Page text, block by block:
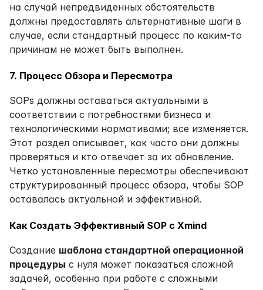
на случай непредвиденных обстоятельств
должны предоставлять альтернативные шаги в
случае, если стандартный процесс по каким-то
причинам не может быть выполнен.
7. Процесс Обзора и Пересмотра
SOPs должны оставаться актуальными в
соответствии с потребностями бизнеса и
технологическими нормативами; все изменяется.
Этот раздел описывает, как часто они должны
проверяться и кто отвечает за их обновление.
Четко установленные пересмотры обеспечивают
структурированный процесс обзора, чтобы SOP
оставалась актуальной и эффективной.
Как Создать Эффективный SOP с Xmind
Создание шаблона стандартной операционной
процедуры с нуля может показаться сложной
задачей, особенно при работе с сложными